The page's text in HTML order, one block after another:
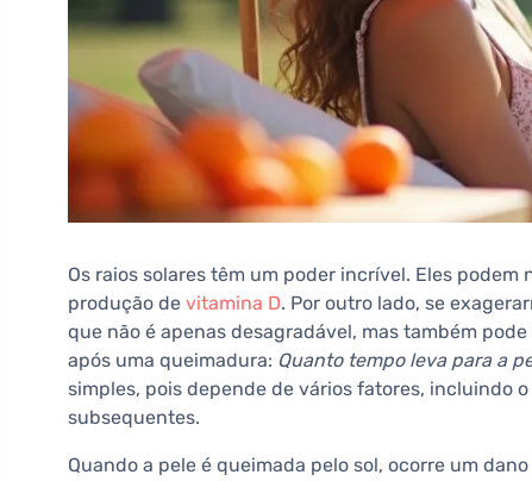
Os raios solares têm um poder incrível. Eles
produção de vitamina D. Por outro lado, se
que não é apenas desagradável, mas também
após uma queimadura: Quanto tempo leva para a
simples, pois depende de vários fatores, incluindo
subsequentes.
Quando a pele é queimada pelo sol, ocorre um